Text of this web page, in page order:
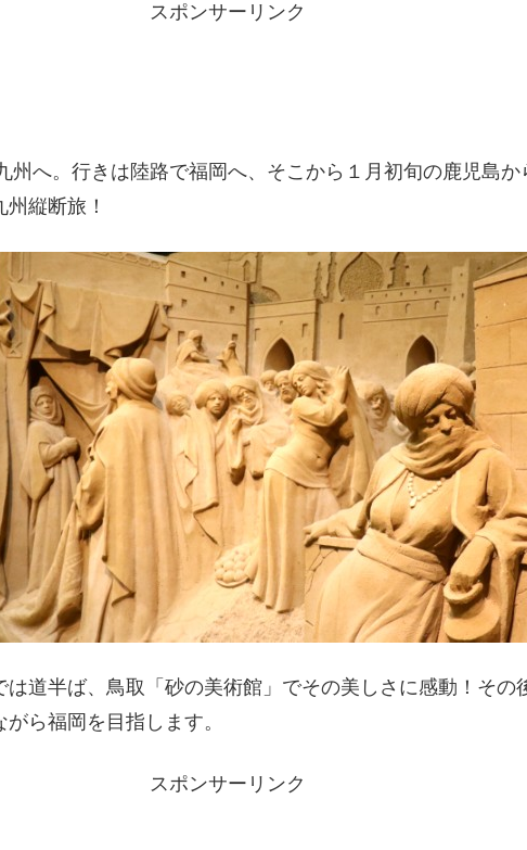
スポンサーリンク
州へ。行きは陸路で福岡へ、そこから１月初旬の鹿児島
縦断旅！
道半ば、鳥取「砂の美術館」でその美しさに感動！その
ら福岡を目指します。
スポンサーリンク